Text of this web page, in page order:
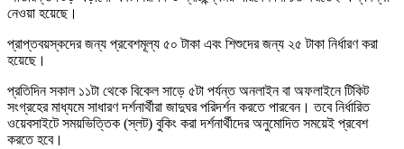
নেওয়া হয়েছে।
প্রাপ্তবয়স্কদের জন্য প্রবেশমূল্য ৫০ টাকা এবং শিশুদের জন্য ২৫ টাকা নির্ধারণ করা
হয়েছে।
প্রতিদিন সকাল ১১টা থেকে বিকেল সাড়ে ৫টা পর্যন্ত অনলাইন বা অফলাইনে টিকিট
সংগ্রহের মাধ্যমে সাধারণ দর্শনার্থীরা জাদুঘর পরিদর্শন করতে পারবেন। তবে নির্ধারিত
ওয়েবসাইটে সময়ভিত্তিক (স্লট) বুকিং করা দর্শনার্থীদের অনুমোদিত সময়েই প্রবেশ
করতে হবে।